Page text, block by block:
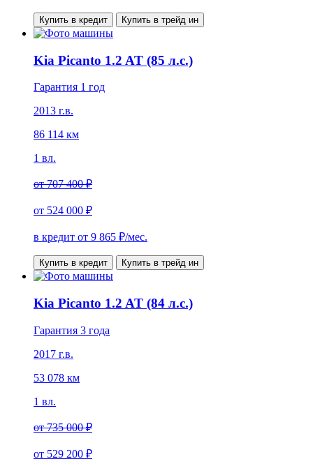
Купить в кредит Купить в трейд ин
Kia Picanto 1.2 AT (85 л.с.)
Гарантия 1 год
2013 г.в.
86 114 км
1 вл.
от707 400 ₽
от 524 000 ₽
в кредит от 9 865 ₽/мес.
Купить в кредит Купить в трейд ин
Kia Picanto 1.2 AT (84 л.с.)
Гарантия 3 года
2017 г.в.
53 078 км
1 вл.
от735 000 ₽
от 529 200 ₽